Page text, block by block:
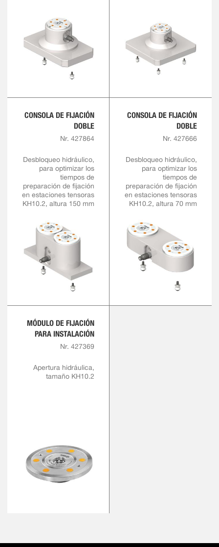
CONSOLA DE FIJACIÓN
DOBLE
Nr. 427864
Desbloqueo hidráulico,
para optimizar los
tiempos de
preparación de fijación
en estaciones tensoras
KH10.2, altura 150 mm
CONSOLA DE FIJACIÓN
DOBLE
Nr. 427666
Desbloqueo hidráulico,
para optimizar los
tiempos de
preparación de fijación
en estaciones tensoras
KH10.2, altura 70 mm
MÓDULO DE FIJACIÓN
PARA INSTALACIÓN
Nr. 427369
Apertura hidráulica,
tamaño KH10.2